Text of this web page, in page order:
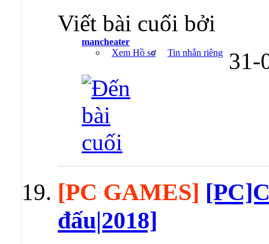
Viết bài cuối bởi
mancheater
Xem Hồ sơ
Tin nhắn riêng 31-
[PC GAMES]
đấu|2018]